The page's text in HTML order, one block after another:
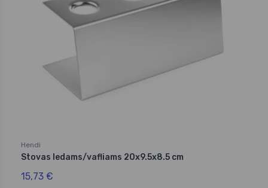
Hendi
Stovas ledams/vafliams 20x9.5x8.5 cm
15,73 €